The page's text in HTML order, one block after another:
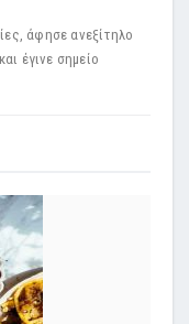
άφησε ανεξίτηλο
έγινε σημείο